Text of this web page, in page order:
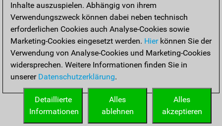
Inhalte auszuspielen. Abhängig von ihrem
Verwendungszweck können dabei neben technisch
erforderlichen Cookies auch Analyse-Cookies sowie
Marketing-Cookies eingesetzt werden. Hierkönnen Sie der
Verwendung von Analyse-Cookies und Marketing-Cookies
widersprechen. Weitere Informationen finden Sie in
unserer Datenschutzerklärung.
Alles
akzeptieren
Alles
ablehnen
Detaillierte
Informationen